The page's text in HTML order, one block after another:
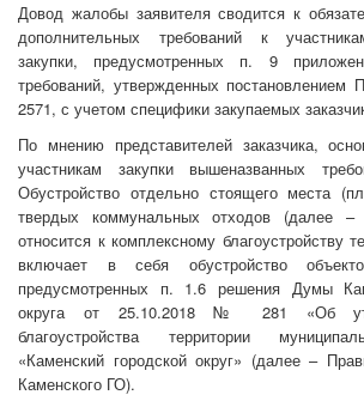
Довод жалобы заявителя сводится к
дополнительных требований к
закупки, предусмотренных п. 9
требований, утвержденных
2571, с учетом специфики закупаемых
По мнению представителей заказчика,
участникам закупки вышеназванных
Обустройство отдельно стоящего места
твердых коммунальных отходов (далее
относится к комплексному благоустройству
включает в себя обустройство
предусмотренных п. 1.6 решения Думы
округа от 25.10.2018 № 281 «Об
благоустройства территории
«Каменский городской округ» (далее –
Каменского ГО).